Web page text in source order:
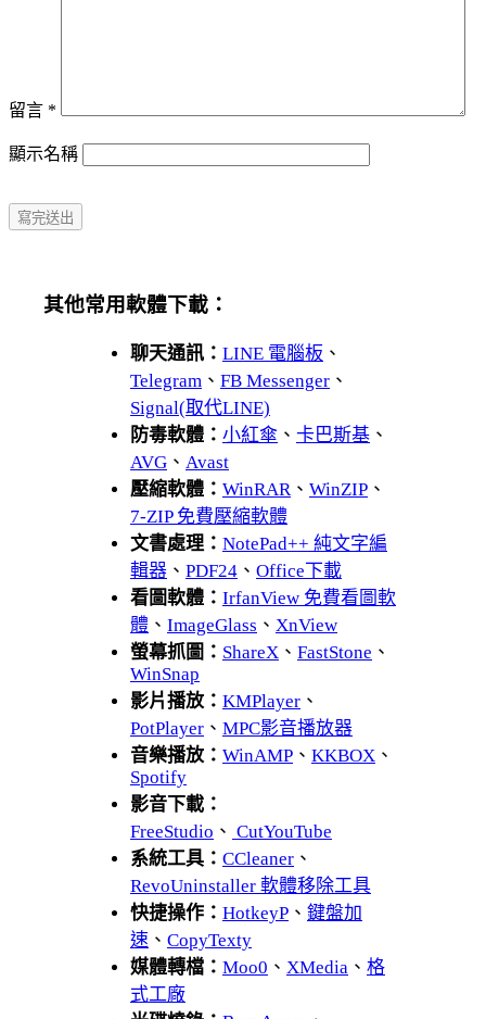
留言 *
顯示名稱
其他常用軟體下載：
聊天通訊： LINE 電腦板 、
Telegram 、 FB Messenger 、
Signal(取代LINE)
防毒軟體： 小紅傘 、 卡巴斯基 、
AVG 、 Avast
壓縮軟體： WinRAR、 WinZIP 、
7-ZIP 免費壓縮軟體
文書處理： NotePad++ 純文字編
輯器 、 PDF24 、 Office下載
看圖軟體： IrfanView 免費看圖軟
體 、 ImageGlass 、 XnView
螢幕抓圖： ShareX 、 FastStone 、
WinSnap
影片播放： KMPlayer 、
PotPlayer 、 MPC影音播放器
音樂播放： WinAMP 、 KKBOX 、
Spotify
影音下載：
FreeStudio 、 CutYouTube
系統工具： CCleaner 、
RevoUninstaller 軟體移除工具
快捷操作： HotkeyP 、 鍵盤加
速 、 CopyTexty
媒體轉檔： Moo0 、 XMedia 、 格
式工廠